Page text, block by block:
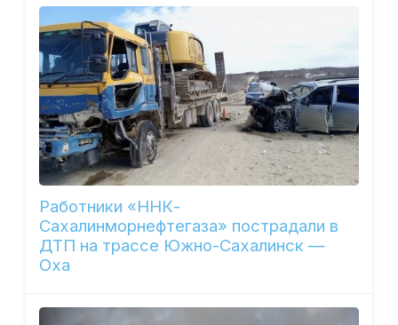
Работники «ННК-
Сахалинморнефтегаза» пострадали в
ДТП на трассе Южно-Сахалинск —
Оха